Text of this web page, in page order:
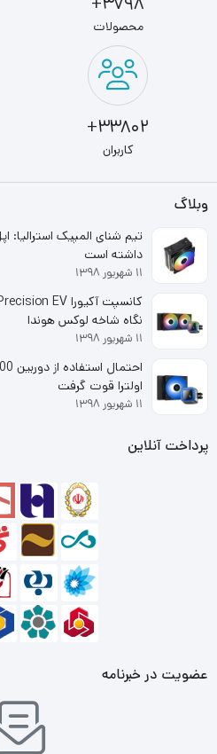
دمای ذخیره سازی
دمای عملیاتی
SATAIII
سایر قابلیت ها
NAND Flash: 3D NAND
سایر قابلیت‌ها
– دارای فناوری SLC Caching Write Booster
سرعت خواندن اطلاعات ترتیبی
سرعت نوشتن اطلاعات ترتیبی
120 گیگابایت
محصولات
33802+
کاربران
وبلاگ
تیم شنای المپیک
داشته است
۱۱ شهریور ۱۳۹۸
نگاه شاخه لوکس هوندا
۱۱ شهریور ۱۳۹۸
اولترا قوت گرفت
۱۱ شهریور ۱۳۹۸
پرداخت آنلاین
عضویت در خبرنامه